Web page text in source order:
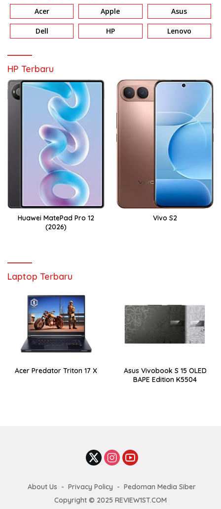
Acer Apple Asus
Dell HP Lenovo
HP Terbaru
Huawei MatePad Pro 12
(2026)
Vivo S2
Laptop Terbaru
Acer Predator Triton 17 X
Asus Vivobook S 15 OLED
BAPE Edition K5504
About Us Privacy Policy
Pedoman Media Siber
Copyright © 2025 REVIEW1ST.COM